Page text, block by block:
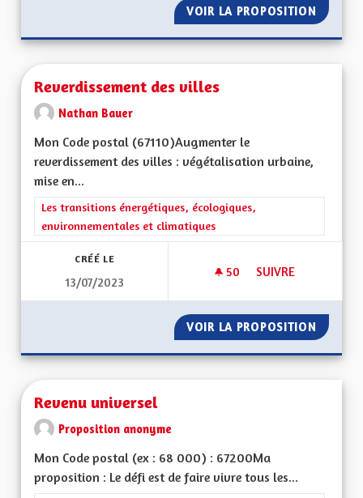
VOIR LA PROPOSITION ROTT
Reverdissement des villes
Nathan Bauer
Mon Code postal (67110) Augmenter le
reverdissement des villes : végétalisation urbaine,
mise en...
Filtrer les résultats de la catégorie : Les transitions
Les transitions énergétiques, écologiques,
environnementales et climatiques
CRÉÉ LE
13/07/2023
50 50 ABONNÉS
SUIVRE
VOIR LA PROPOSITION
Revenu universel
Proposition anonyme
Mon Code postal (ex : 68 000) : 67200Ma
proposition : Le défi est de faire vivre tous les...